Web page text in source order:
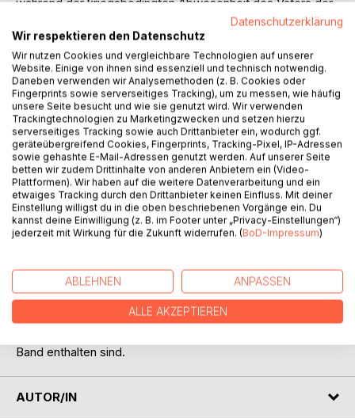
älteste Mann im Haus. Schon sehr früh brachte er seine
Gedanken in Gedichtform zu Papier. Viel beschäftigt er sich
mit der Natur, oft mit Gott, dem Tod und reflektiert immer
stärker politische Ereignisse aber auch ganz alltägliche
Ereignisse „...Mutter mich hungert so sehr...“ (1945). Ein
recht typisches Gedicht "Erde will ich wieder werden" gab
der Auswahl Ihren Namen.
Anfang der siebziger Jahre leitete er den Poetenklub im
Haus der Jungen Talente in Berlin. Folgerichtig
beschäftigen sich auch einige Gedichte mit der damaligen
Lyrik (z.B. „Was soll das ? oder Der Rote Schwan“, 1981).
Immer stärker rückten politische Themen in den
Mittelpunkt. Er sprach diese jedoch selten direkt aus,
sondern erfand die Figur Felix Trottel. In den Felix Trottel-
„Stalinist und Nazi“: „...Hitler war nur der Arsch Stalins.“
oder regte sich in „Beeren“ über verfaulte Erdbeeren auf.
Meist spricht er in diesen Gedichten selbst als Felix Trottel.
Weiterhin schrieb Hans Heinrich Klatt viele seine Gedichte
Band enthalten sind.
AUTOR/IN
Datenschutzerklärung
Wir respektieren den Datenschutz
Wir nutzen Cookies und vergleichbare Technologien auf unserer
Website. Einige von ihnen sind essenziell und technisch notwendig.
Daneben verwenden wir Analysemethoden (z. B. Cookies oder
Fingerprints sowie serverseitiges Tracking), um zu messen, wie häufig
unsere Seite besucht und wie sie genutzt wird. Wir verwenden
Trackingtechnologien zu Marketingzwecken und setzen hierzu
serverseitiges Tracking sowie auch Drittanbieter ein, wodurch ggf.
geräteübergreifend Cookies, Fingerprints, Tracking-Pixel, IP-Adressen
sowie gehashte E-Mail-Adressen genutzt werden. Auf unserer Seite
betten wir zudem Drittinhalte von anderen Anbietern ein (Video-
Plattformen). Wir haben auf die weitere Datenverarbeitung und ein
etwaiges Tracking durch den Drittanbieter keinen Einfluss. Mit deiner
Einstellung willigst du in die oben beschriebenen Vorgänge ein. Du
kannst deine Einwilligung (z. B. im Footer unter „Privacy-Einstellungen“)
jederzeit mit Wirkung für die Zukunft widerrufen. (BoD-Impressum)
ABLEHNEN ANPASSEN
ALLE AKZEPTIEREN